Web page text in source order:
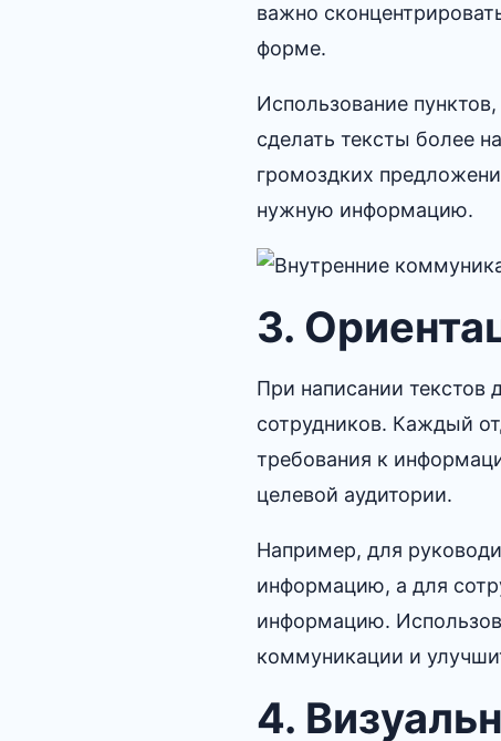
важно
форме.
Использование
сделать тексты более
громоздких
нужную информацию.​
3.​
При написании текстов
сотрудников.​ Каждый
требования к
целевой аудитории.​
Например, для
информацию, а для
информацию.​
коммуникации и
4.​